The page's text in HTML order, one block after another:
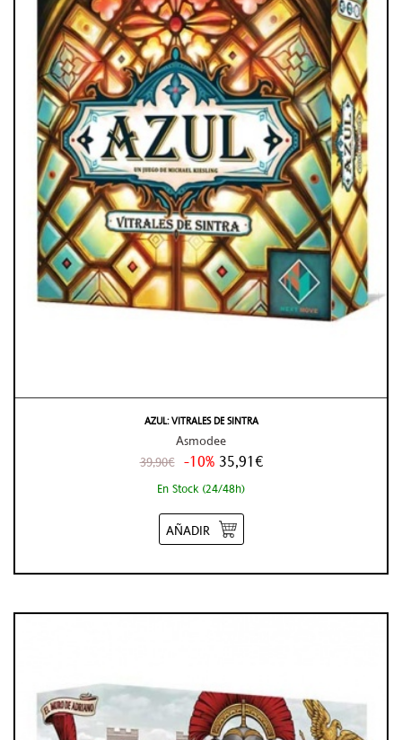
AZUL: VITRALES DE SINTRA
Asmodee
39,90€ -10% 35,91€
En Stock (24/48h)
AÑADIR